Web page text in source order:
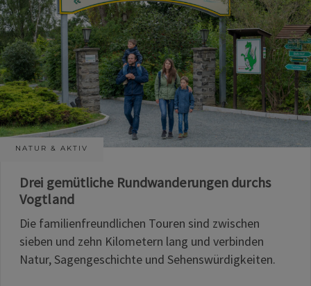
NATUR & AKTIV
Drei gemütliche Rundwanderungen durchs
Vogtland
Die familienfreundlichen Touren sind zwischen
sieben und zehn Kilometern lang und verbinden
Natur, Sagengeschichte und Sehenswürdigkeiten.